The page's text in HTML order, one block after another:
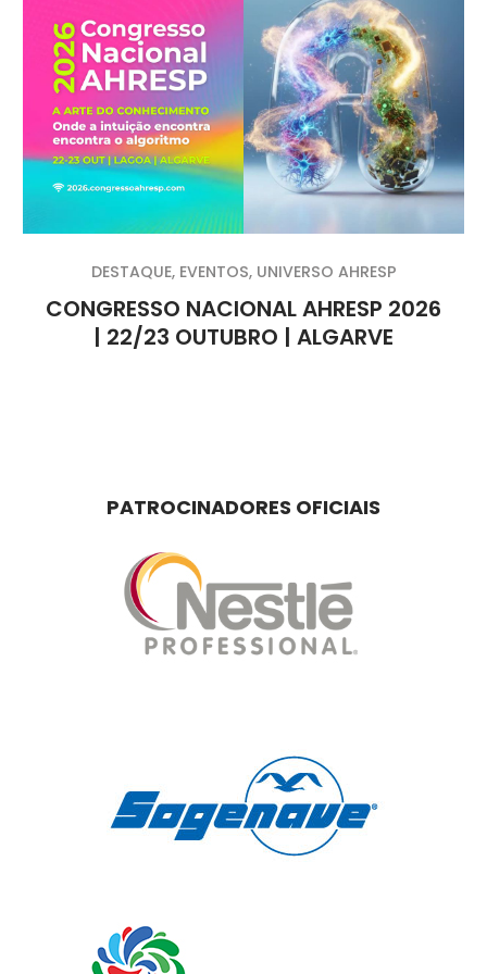
CONGRESSO NACIONAL AHRESP 2026
| 22/23 OUTUBRO | ALGARVE
DESTAQUE, EVENTOS, UNIVERSO AHRESP
PATROCINADORES OFICIAIS